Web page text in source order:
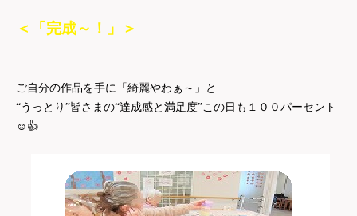
＜「完成～！」＞
ご自分の作品を手に「綺麗やわぁ～」と
“うっとり”皆さまの“達成感と満足度”この日も１００パーセント
☺👍